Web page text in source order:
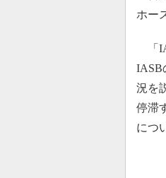
ホー
「
IASB
況を
停滞
につ